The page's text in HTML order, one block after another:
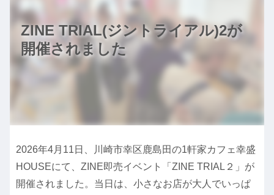
ZINE TRIAL(ジントライアル)2が
開催されました
2026年4月11日、川崎市幸区鹿島田の1軒家カフェ幸盛
HOUSEにて、ZINE即売イベント「ZINE TRIAL２」が
開催されました。当日は、小さなお店が大人でいっぱ